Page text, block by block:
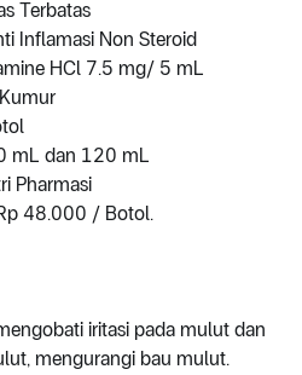
Terbatas
Inflamasi Non Steroid
HCl 7.5 mg/ 5 mL
mL dan 120 mL
Pharmasi
48.000 / Botol.
iritasi pada mulut dan
mengurangi bau mulut.